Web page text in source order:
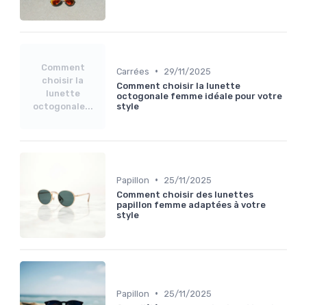
Comment
choisir la
lunette
octogonale...
Carrées •
29/11/2025
Comment choisir la lunette
octogonale femme idéale pour votre
style
Papillon •
25/11/2025
Comment choisir des lunettes
papillon femme adaptées à votre
style
Papillon •
25/11/2025